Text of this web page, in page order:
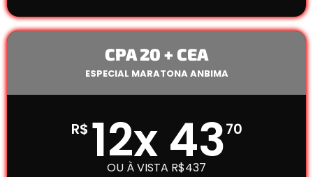
CPA 20 + CEA
ESPECIAL MARATONA ANBIMA
R$ 12x 4370
OU À VISTA R$437